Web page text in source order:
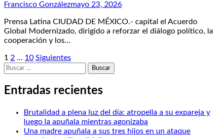
Francisco Gonzálezmayo 23, 2026
Prensa Latina CIUDAD DE MÉXICO.- capital el Acuerdo
Global Modernizado, dirigido a reforzar el diálogo político, la
cooperación y los…
Posts
pagination
1 2 … 10 Siguientes
Buscar:
Entradas recientes
Brutalidad a plena luz del día: atropella a su expareja y
luego la apuñala mientras agonizaba
Una madre apuñala a sus tres hijos en un ataque